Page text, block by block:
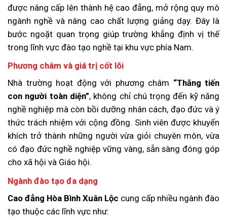
được nâng cấp lên thành hệ cao đẳng, mở rộng quy mô
ngành nghề và nâng cao chất lượng giảng dạy. Đây là
bước ngoặt quan trọng giúp trường khẳng định vị thế
trong lĩnh vực đào tạo nghề tại khu vực phía Nam.
Phương châm và giá trị cốt lõi
Nhà trường hoạt động với phương châm “Thăng tiến
con người toàn diện”, không chỉ chú trọng đến kỹ năng
nghề nghiệp mà còn bồi dưỡng nhân cách, đạo đức và ý
thức trách nhiệm với cộng đồng. Sinh viên được khuyến
khích trở thành những người vừa giỏi chuyên môn, vừa
có đạo đức nghề nghiệp vững vàng, sẵn sàng đóng góp
cho xã hội và Giáo hội.
Ngành đào tạo đa dạng
Cao đẳng Hòa Bình Xuân Lộc cung cấp nhiều ngành đào
tạo thuộc các lĩnh vực như: